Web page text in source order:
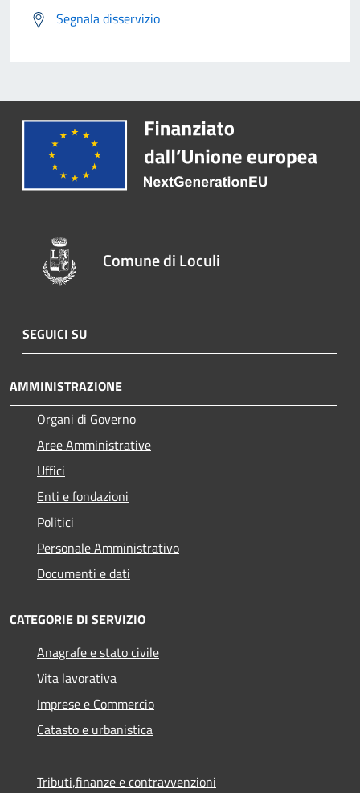
Segnala disservizio
Comune di Loculi
SEGUICI SU
AMMINISTRAZIONE
Organi di Governo
Aree Amministrative
Uffici
Enti e fondazioni
Politici
Personale Amministrativo
Documenti e dati
CATEGORIE DI SERVIZIO
Anagrafe e stato civile
Vita lavorativa
Imprese e Commercio
Catasto e urbanistica
Tributi,finanze e contravvenzioni